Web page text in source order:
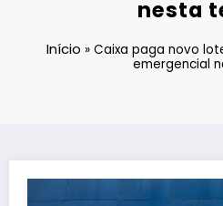
nesta
Início » Caixa paga novo
emergencial